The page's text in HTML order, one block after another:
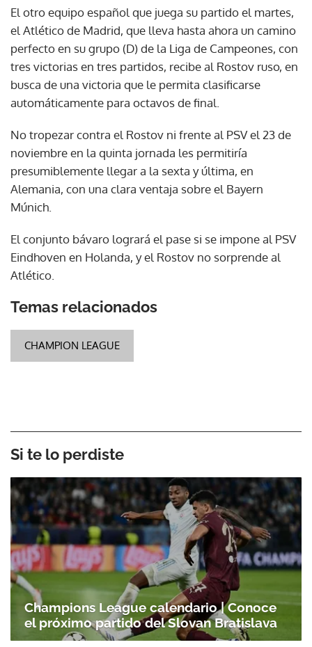
El otro equipo español que juega su partido el martes,
el Atlético de Madrid, que lleva hasta ahora un camino
perfecto en su grupo (D) de la Liga de Campeones, con
tres victorias en tres partidos, recibe al Rostov ruso, en
busca de una victoria que le permita clasificarse
automáticamente para octavos de final.
No tropezar contra el Rostov ni frente al PSV el 23 de
noviembre en la quinta jornada les permitiría
presumiblemente llegar a la sexta y última, en
Alemania, con una clara ventaja sobre el Bayern
Múnich.
El conjunto bávaro logrará el pase si se impone al PSV
Eindhoven en Holanda, y el Rostov no sorprende al
Atlético.
Temas relacionados
CHAMPION LEAGUE
Si te lo perdiste
Champions League calendario | Conoce
el próximo partido del Slovan Bratislava